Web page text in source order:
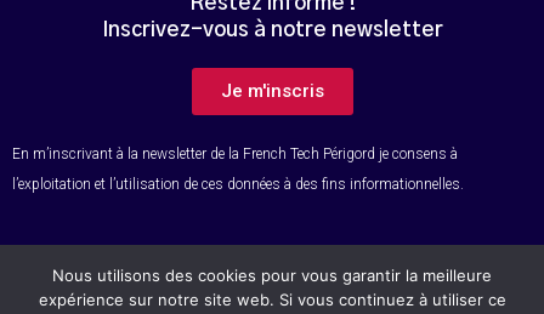
Inscrivez-vous à notre newsletter
Je m'inscris
En m’inscrivant à la newsletter de la French Tech Périgord je consens à
l’exploitation et l’utilisation de ces données à des fins informationnelles.
© Tous droits réservés – French Tech Périgord
Nous utilisons des cookies pour vous garantir la meilleure
expérience sur notre site web. Si vous continuez à utiliser ce